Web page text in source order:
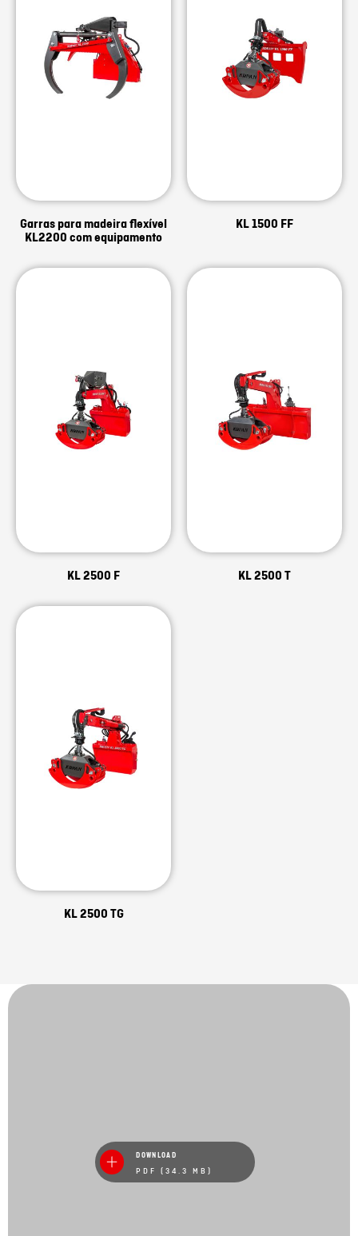
Garras para madeira flexível
KL2200 com equipamento
KL 1500 FF
KL 2500 F KL 2500 T
KL 2500 TG
DOWNLOAD
PDF (34.3 MB)